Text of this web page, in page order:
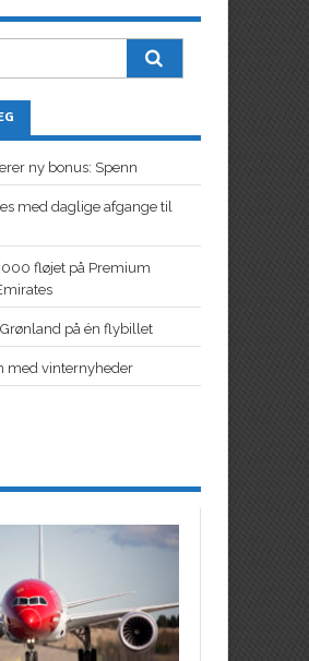
ny bonus: Spenn
med daglige afgange til
fløjet på Premium
på én flybillet
med vinternyheder